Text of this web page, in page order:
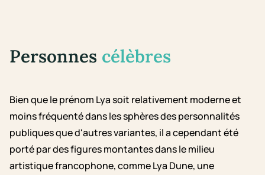
Personnes célèbres
Bien que le prénom Lya soit relativement moderne et
moins fréquenté dans les sphères des personnalités
publiques que d'autres variantes, il a cependant été
porté par des figures montantes dans le milieu
artistique francophone, comme Lya Dune, une